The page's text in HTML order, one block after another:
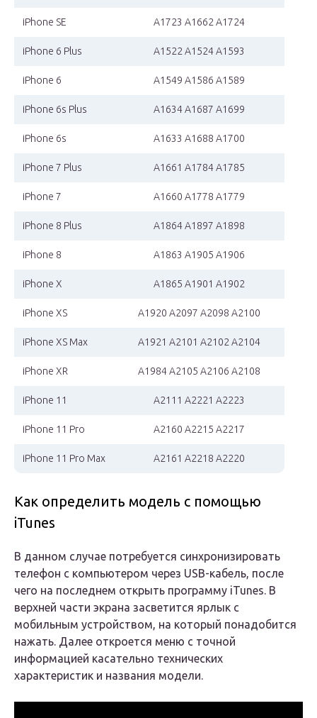
iPhone SE A1723 A1662 A1724
iPhone 6 Plus A1522 A1524 A1593
iPhone 6 A1549 A1586 A1589
iPhone 6s Plus A1634 A1687 A1699
iPhone 6s A1633 A1688 A1700
iPhone 7 Plus A1661 A1784 A1785
iPhone 7 A1660 A1778 A1779
iPhone 8 Plus A1864 A1897 A1898
iPhone 8 A1863 A1905 A1906
iPhone X A1865 A1901 A1902
iPhone XS A1920 A2097 A2098 A2100
iPhone XS Max A1921 A2101 A2102 A2104
iPhone XR A1984 A2105 A2106 A2108
iPhone 11 A2111 A2221 A2223
iPhone 11 Pro A2160 A2215 A2217
iPhone 11 Pro Max A2161 A2218 A2220
Как определить модель с помощью
iTunes
В данном случае потребуется синхронизировать
телефон с компьютером через USB-кабель, после
чего на последнем открыть программу iTunes. В
верхней части экрана засветится ярлык с
мобильным устройством, на который понадобится
нажать. Далее откроется меню с точной
информацией касательно технических
характеристик и названия модели.